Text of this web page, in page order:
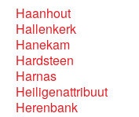
Haanhout
Hallenkerk
Hanekam
Hardsteen
Harnas
Heiligenattribuut
Herenbank